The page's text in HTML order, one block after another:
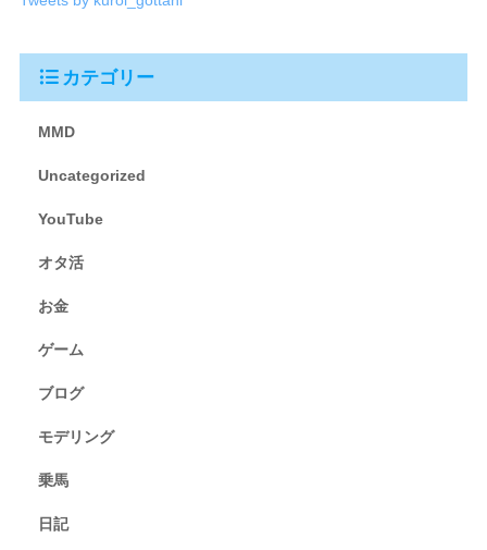
カテゴリー
MMD
Uncategorized
YouTube
オタ活
お金
ゲーム
ブログ
モデリング
乗馬
日記